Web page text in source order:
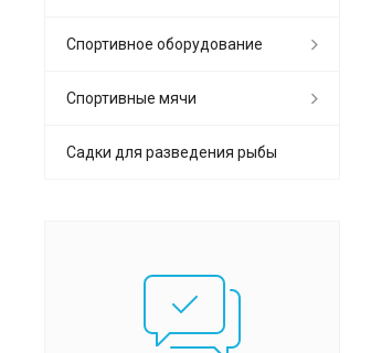
Спортивное оборудование
Спортивные мячи
Садки для разведения рыбы